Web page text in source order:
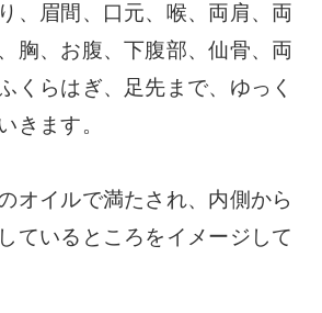
、眉間、口元、喉、両肩、両
胸、お腹、下腹部、仙骨、両
くらはぎ、足先まで、ゆっく
きます。
オイルで満たされ、内側から
ているところをイメージして